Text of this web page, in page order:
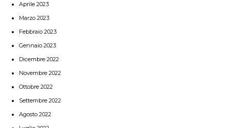
Aprile 2023
Marzo 2023
Febbraio 2023
Gennaio 2023
Dicembre 2022
Novembre 2022
Ottobre 2022
Settembre 2022
Agosto 2022